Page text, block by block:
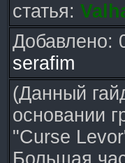
статья:
Добавлено:
serafim
(Данный
основании
"Curse
Большая